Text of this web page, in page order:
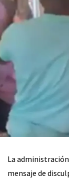
La
mensaje de